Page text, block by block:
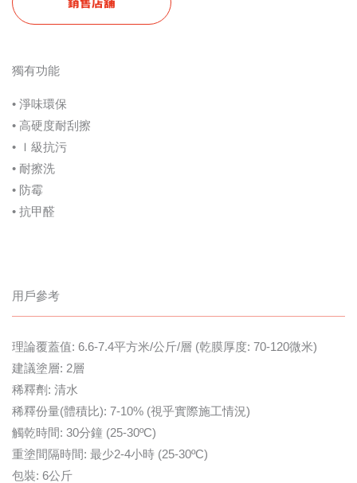
獨有功能
• 淨味環保
• 高硬度耐刮擦
• Ｉ級抗污
• 耐擦洗
• 防霉
• 抗甲醛
用戶參考
理論覆蓋值: 6.6-7.4平方米/公斤/層 (乾膜厚度: 70-120微米)
建議塗層: 2層
稀釋劑: 清水
稀釋份量(體積比): 7-10% (視乎實際施工情況)
觸乾時間: 30分鐘 (25-30ºC)
重塗間隔時間: 最少2-4小時 (25-30ºC)
包裝: 6公斤